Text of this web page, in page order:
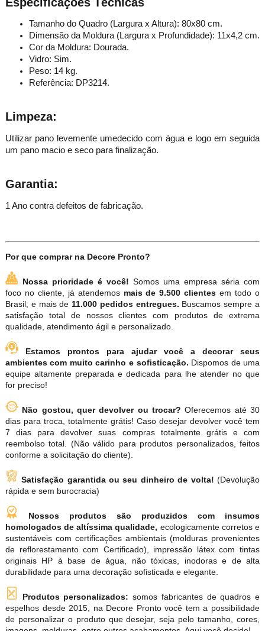
Especificações Técnicas
Tamanho do Quadro (Largura x Altura): 80x80 cm.
Dimensão da Moldura (Largura x Profundidade): 11x4,2 cm.
Cor da Moldura: Dourada.
Vidro: Sim.
Peso: 14 kg.
Referência: DP3214.
Limpeza:
Utilizar pano levemente umedecido com água e logo em seguida
um pano macio e seco para finalização.
Garantia:
1 Ano contra defeitos de fabricação.
Por que comprar na Decore Pronto?
Nossa prioridade é você! Somos uma empresa séria com
foco no cliente, já atendemos mais de 9.500 clientes em todo o
Brasil, e mais de 11.000 pedidos entregues. Buscamos sempre a
satisfação total de nossos clientes com produtos de extrema
qualidade, atendimento ágil e personalizado.
Estamos prontos para ajudar você a decorar seus
ambientes com muito carinho e sofisticação. Dispomos de uma
equipe altamente preparada e dedicada para lhe atender no que
for preciso!
Não gostou, quer devolver ou trocar?Oferecemos até 30
dias para troca, totalmente grátis! Caso desejar devolver você tem
7 dias para devolver suas compras totalmente grátis e com
reembolso total. (Não válido para produtos personalizados, feitos
conforme a solicitação do cliente).
Satisfação garantida ou seu dinheiro de volta!(Devolução
rápida e sem burocracia)
Nossos produtos são produzidos com insumos
homologados de altíssima qualidade, ecologicamente corretos e
sustentáveis com certificações ambientais (molduras provenientes
de reflorestamento com Certificado), impressão látex com tintas
originais HP à base de água, não tóxicas, inodoras e de alta
durabilidade para uma decoração sofisticada e elegante.
Produtos personalizados: somos fabricantes de quadros e
espelhos desde 2015, na Decore Pronto você tem a possibilidade
de personalizar o produto que desejar, seja pelo tamanho, cores,